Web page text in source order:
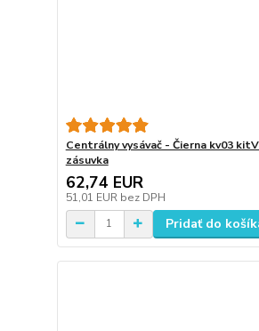
Centrálny vysávač - Čierna kv03
zásuvka
62,74 EUR
51,01 EUR bez DPH
Pridať do